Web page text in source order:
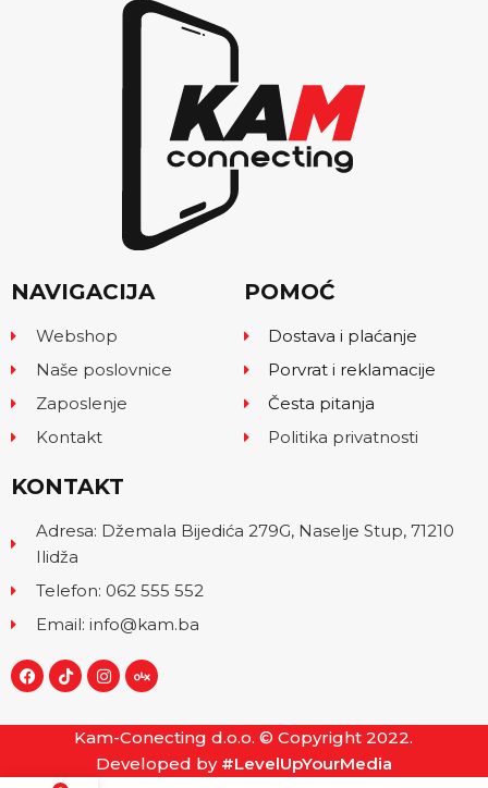
NAVIGACIJA
Webshop
Naše poslovnice
Zaposlenje
Kontakt
POMOĆ
Dostava i plaćanje
Porvrat i reklamacije
Česta pitanja
Politika privatnosti
KONTAKT
Adresa: Džemala Bijedića 279G, Naselje Stup, 71210
Ilidža
Telefon: 062 555 552
Email: info@kam.ba
Kam-Conecting d.o.o. © Copyright 2022.
Developed by #LevelUpYourMedia